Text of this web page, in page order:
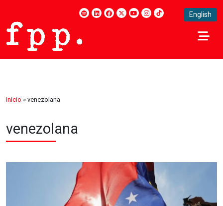
English
Inicio » venezolana
venezolana